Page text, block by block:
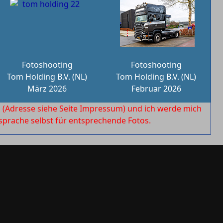
Fotoshooting
Tom Holding B.V. (NL)
März 2026
Fotoshooting
Tom Holding B.V. (NL)
Februar 2026
(Adresse siehe Seite Impressum) und ich werde mich
selbst für entsprechende Fotos.